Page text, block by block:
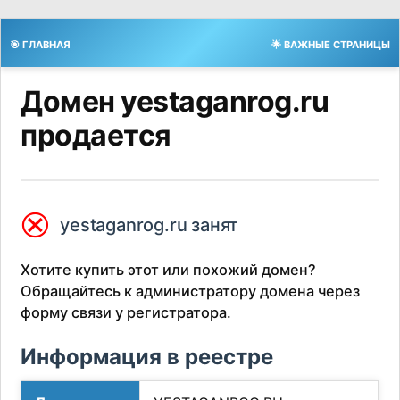
🎯 ГЛАВНАЯ 🌟 ВАЖНЫЕ СТРАНИЦЫ
Домен yestaganrog.ru
продается
⮿ yestaganrog.ru занят
Хотите купить этот или похожий домен?
Обращайтесь к администратору домена через
форму связи у регистратора.
Информация в реестре